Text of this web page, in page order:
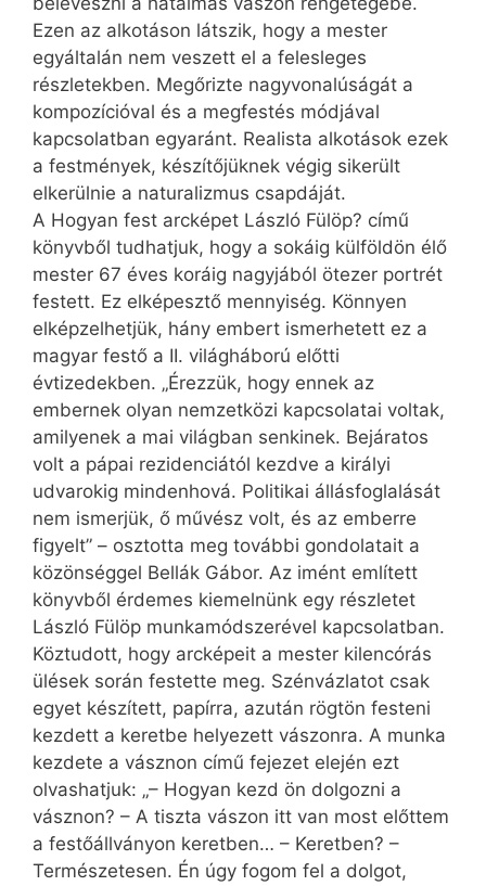
Ezen az alkotáson látszik, hogy a mester
egyáltalán nem veszett el a felesleges
részletekben. Megőrizte nagyvonalúságát a
kompozícióval és a megfestés módjával
kapcsolatban egyaránt. Realista alkotások ezek
a festmények, készítőjüknek végig sikerült
elkerülnie a naturalizmus csapdáját.
A Hogyan fest arcképet László Fülöp? című
könyvből tudhatjuk, hogy a sokáig külföldön élő
mester 67 éves koráig nagyjából ötezer portrét
festett. Ez elképesztő mennyiség. Könnyen
elképzelhetjük, hány embert ismerhetett ez a
magyar festő a II. világháború előtti
évtizedekben. „Érezzük, hogy ennek az
embernek olyan nemzetközi kapcsolatai voltak,
amilyenek a mai világban senkinek. Bejáratos
volt a pápai rezidenciától kezdve a királyi
udvarokig mindenhová. Politikai állásfoglalását
nem ismerjük, ő művész volt, és az emberre
figyelt” – osztotta meg további gondolatait a
közönséggel Bellák Gábor. Az imént említett
könyvből érdemes kiemelnünk egy részletet
László Fülöp munkamódszerével kapcsolatban.
Köztudott, hogy arcképeit a mester kilencórás
ülések során festette meg. Szénvázlatot csak
egyet készített, papírra, azután rögtön festeni
kezdett a keretbe helyezett vászonra. A munka
kezdete a vásznon című fejezet elején ezt
olvashatjuk: „– Hogyan kezd ön dolgozni a
vásznon? – A tiszta vászon itt van most előttem
a festőállványon keretben… – Keretben? –
Természetesen. Én úgy fogom fel a dolgot,